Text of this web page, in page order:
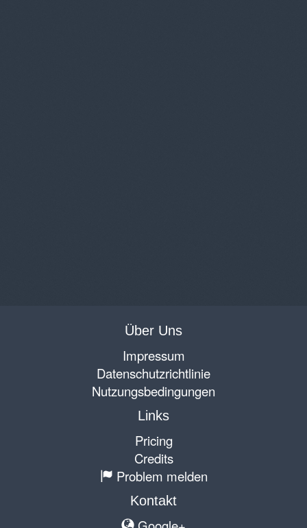
Über Uns
Impressum
Datenschutzrichtlinie
Nutzungsbedingungen
Links
Pricing
Credits
Problem melden
Kontakt